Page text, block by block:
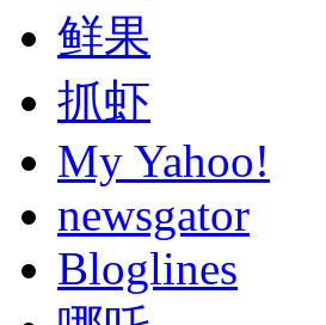
鲜果
抓虾
My Yahoo!
newsgator
Bloglines